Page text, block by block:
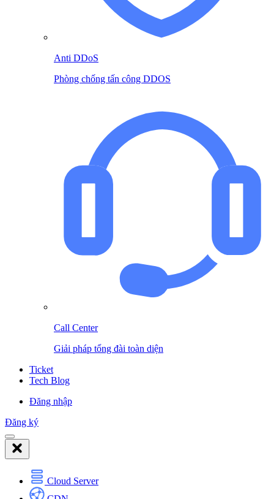
Anti DDoS
Phòng chống tấn công DDOS
Call Center
Giải pháp tổng đài toàn diện
Ticket
Tech Blog
Đăng nhập
Đăng ký
Cloud Server